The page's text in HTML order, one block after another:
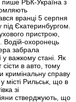
пише РБК-Україна з
вранці 5 серпня
під Єкатеринбургом.
пристрою,
Водій-охоронець
забрала
у важкому стані. Як
сісти в авто, тому
кримінальну справу
місті Рильськ, що в
зі
стверджують, що